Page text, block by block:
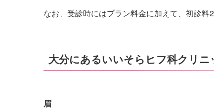
なお、受診時にはプラン料金に加えて、初診料
大分にあるいいそらヒフ科クリ
眉